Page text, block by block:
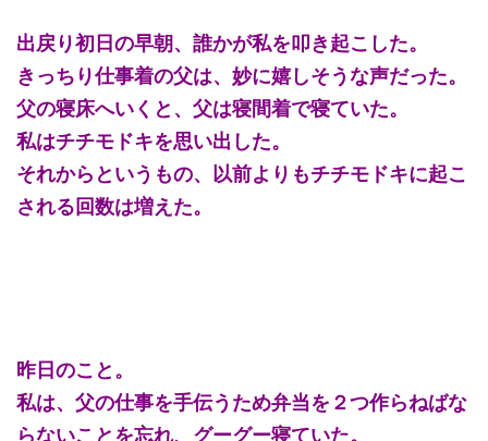
出戻り初日の早朝、誰かが私を叩き起こした。
きっちり仕事着の父は、妙に嬉しそうな声だった。
父の寝床へいくと、父は寝間着で寝ていた。
私はチチモドキを思い出した。
それからというもの、以前よりもチチモドキに起こ
される回数は増えた。
昨日のこと。
私は、父の仕事を手伝うため弁当を２つ作らねばな
らないことを忘れ、グーグー寝ていた。